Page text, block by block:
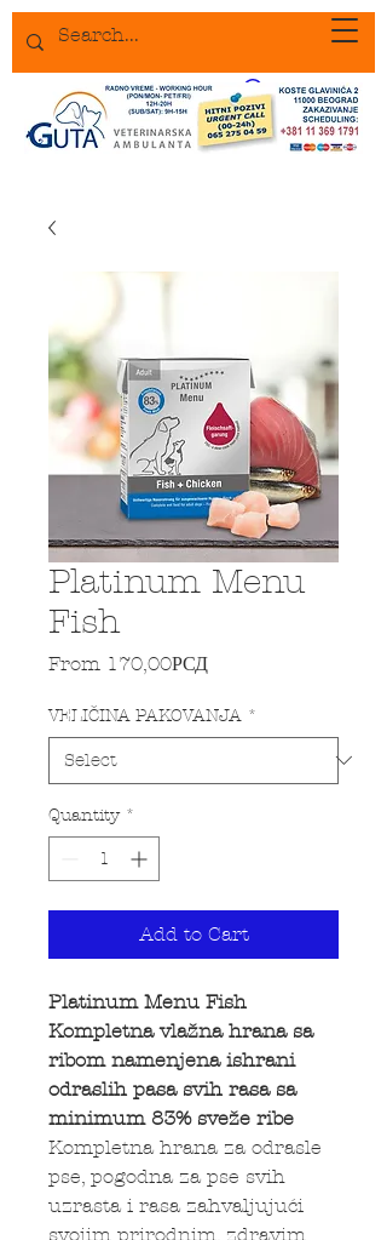
Platinum Menu
Fish
From 170,00РСДSale Price
VELIČINA PAKOVANJA *
Quantity *
Add to Cart
Platinum Menu Fish
Kompletna vlažna hrana sa
ribom namenjena ishrani
odraslih pasa svih rasa sa
minimum 83% sveže ribe
Kompletna hrana za odrasle
pse, pogodna za pse svih
uzrasta i rasa zahvaljujući
svojim prirodnim, zdravim